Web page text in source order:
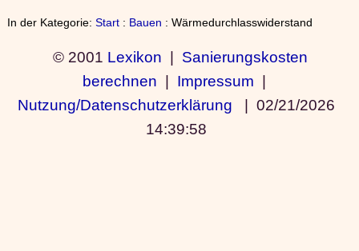
In der Kategorie: Start: Bauen : Wärmedurchlasswiderstand
© 2001 Lexikon | Sanierungskosten
berechnen | Impressum |
Nutzung/Datenschutzerklärung | 02/21/2026
14:39:58